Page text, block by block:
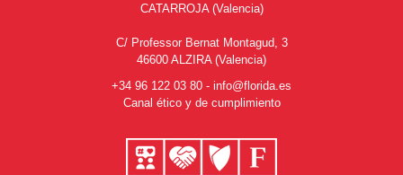
CATARROJA (Valencia)
C/ Professor Bernat Montagud, 3
46600 ALZIRA (Valencia)
+34 96 122 03 80 - info@florida.es
Canal ético y de cumplimiento